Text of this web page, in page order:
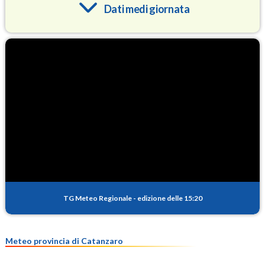
Dati medi giornata
PM25
TG Meteo Regionale - edizione delle 15:20
Meteo provincia di Catanzaro